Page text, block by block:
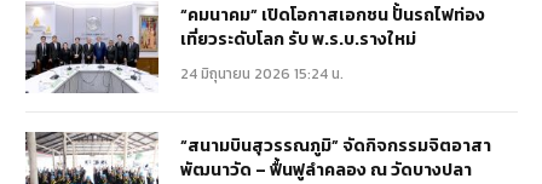
“คมนาคม” เปิดโอกาสเอกชน ปั้นรถไฟท่อง
เที่ยวระดับโลก รับ พ.ร.บ.รางใหม่
24 มิถุนายน 2026 15:24 น.
“สนามบินสุวรรณภูมิ” จัดกิจกรรมจิตอาสา
พัฒนาวัด – ฟื้นฟูลำคลอง ณ วัดบางปลา